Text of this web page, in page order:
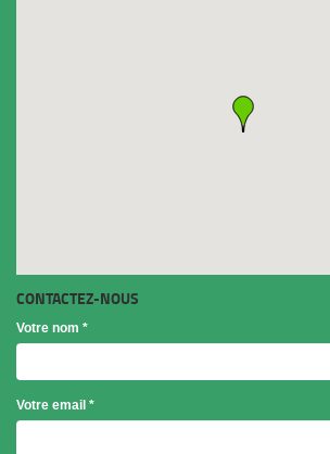
CONTACTEZ-NOUS
Votre nom *
Votre email *